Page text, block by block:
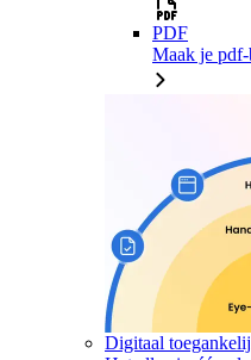
PDF
Maak je
Digitaal